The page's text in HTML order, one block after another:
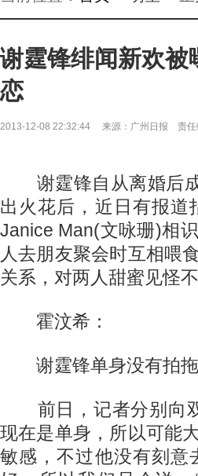
谢霆锋绯闻新欢被
恋
2013-12-08 22:32:44 来源：广州日报 责任
谢霆锋自从离婚后成
出火花后，近日有报道
Janice Man(文咏珊)相
人去朋友聚会时互相喂
关系，对两人甜蜜见怪不
霍汶希：
谢霆锋单身没有拍
前日，记者分别向双
现在是单身，所以可能
敏感，不过他没有刻意